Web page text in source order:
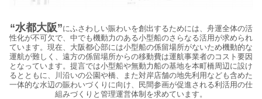
“水都大阪”にふさわしい賑わいを創出するためには、舟運全体の活
性化が不可欠で、中でも機動力のある小型船のさらなる活用が求められ
ています。現在、大阪都心部には小型船の係留場所がないため機動的な
運航が難しく、遠方の係留場所からの移動費は運航事業者のコスト要因
となっています。提言では小型船や無動力船の基地を本町橋周辺に設け
るとともに、川沿いの公園や橋、また対岸店舗の地先利用なども含めた
一体的な水辺の賑わいづくりに向け、民間参画が促進される利活用の仕
組みづくりと管理運営体制を求めています。